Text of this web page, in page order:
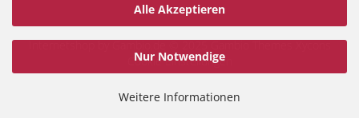
Alle Akzeptieren
Nur Notwendige
Weitere Informationen
Internetshopby Gambio.de © 2025 Gambio ThemesXycons
Cookie Einstellungen